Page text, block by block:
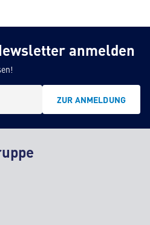
anmelden
ZUR ANMELDUNG